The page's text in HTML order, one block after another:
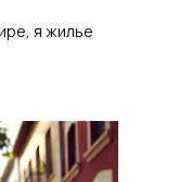
я жилье